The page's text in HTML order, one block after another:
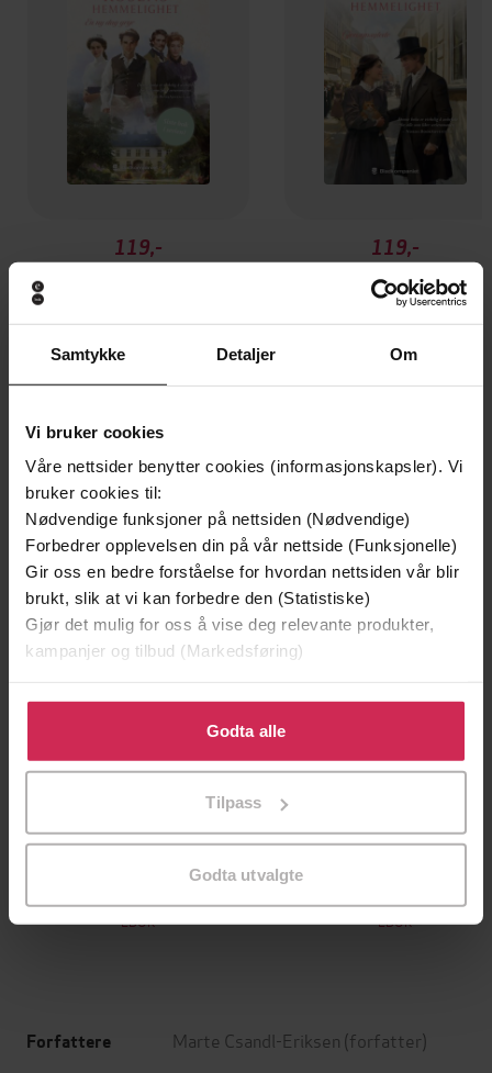
Samtykke Detaljer Om
Vi bruker cookies
Våre nettsider benytter cookies (informasjonskapsler). Vi
bruker cookies til:
Nødvendige funksjoner på nettsiden (Nødvendige)
Forbedrer opplevelsen din på vår nettside (Funksjonelle)
Gir oss en bedre forståelse for hvordan nettsiden vår blir
brukt, slik at vi kan forbedre den (Statistiske)
Gjør det mulig for oss å vise deg relevante produkter,
kampanjer og tilbud (Markedsføring)
Klikk på «Godta alle» for å gi oss ditt samtykke til å
bruke cookies for alle disse formålene. Du kan også
tilpasse ditt samtykke til spesifikke formål ved å klikke
Godta alle
Tilpass
Godta utvalgte
119,-
EBOK
119,-
Gjensynsglede
Marte Csandl-Eriksen
EBOK
Andre har også kjøpt
Vinner av Rivertonprisen
129,-
EBOK
Første gang på tilbud
129,-
EBOK
Forfattere Marte Csandl-Eriksen (forfatter)